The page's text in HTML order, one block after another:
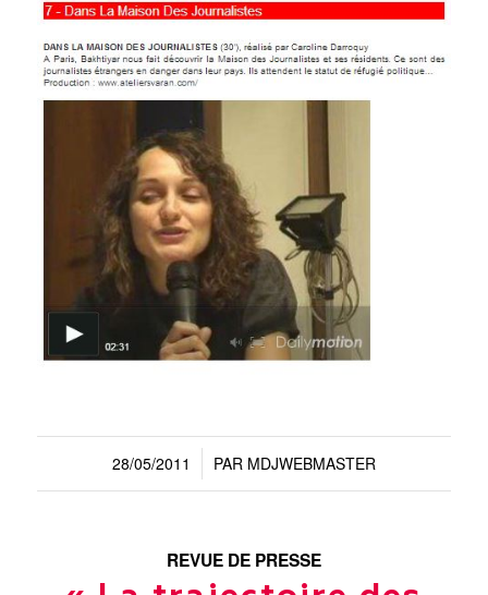
28/05/2011
/ PAR MDJWEBMASTER
REVUE DE PRESSE